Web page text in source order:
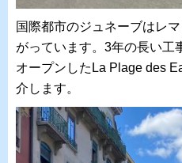
国際都市のジュネーブはレ
がっています。3年の長い工
オープンしたLa Plage des
介します。